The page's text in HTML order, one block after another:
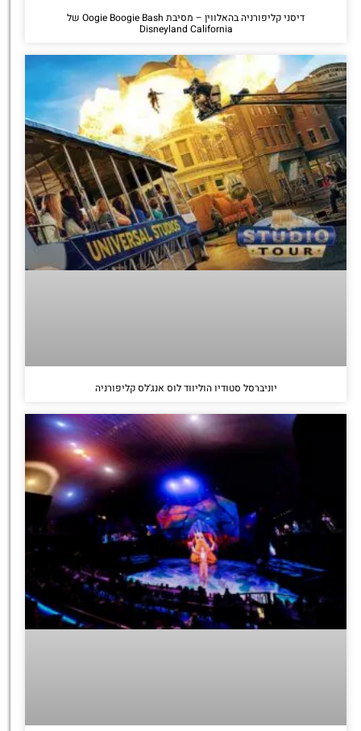
דיסני קליפורניה בהאלווין – מסיבת Oogie Boogie Bash של
Disneyland California
יוניברסל סטודיו הוליווד לוס אנג'לס קליפורניה